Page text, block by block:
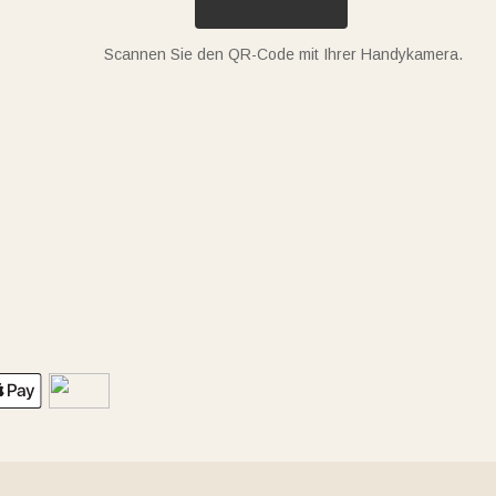
Scannen Sie den QR-Code mit Ihrer Handykamera.